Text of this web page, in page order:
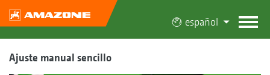
español
Ajuste manual sencillo